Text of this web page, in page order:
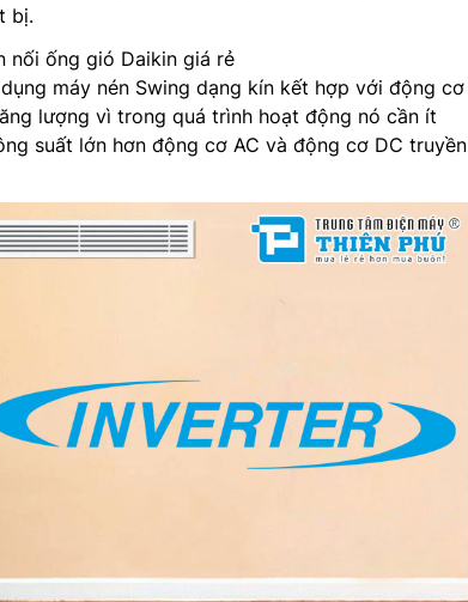
bị.
nối ống gió Daikin giá rẻ
máy nén Swing dạng kín kết hợp với động cơ
lượng vì trong quá trình hoạt động nó cần ít
suất lớn hơn động cơ AC và động cơ DC truyền